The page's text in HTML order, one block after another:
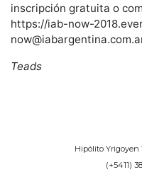
inscripción gratuita o
https://iab-now-
Teads
Hipólito Yrigoyen
(+5411)